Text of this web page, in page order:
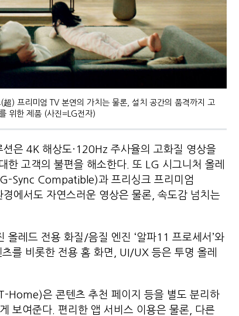
) 프리미엄 TV 본연의 가치는 물론, 설치 공간의 품격까지 고
위한 제품 (사진=LG전자)
은 4K 해상도·120Hz 주사율의 고화질 영상을
고객의 불편을 해소한다. 또 LG 시그니처 올레
Sync Compatible)과 프리싱크 프리미엄
에서도 자연스러운 영상은 물론, 속도감 넘치는
레드 전용 화질/음질 엔진 ‘알파11 프로세서’와
를 비롯한 전용 홈 화면, UI/UX 등은 투명 올레
Home)은 콘텐츠 추천 페이지 등을 별도 분리하
보여준다. 편리한 앱 서비스 이용은 물론, 다른